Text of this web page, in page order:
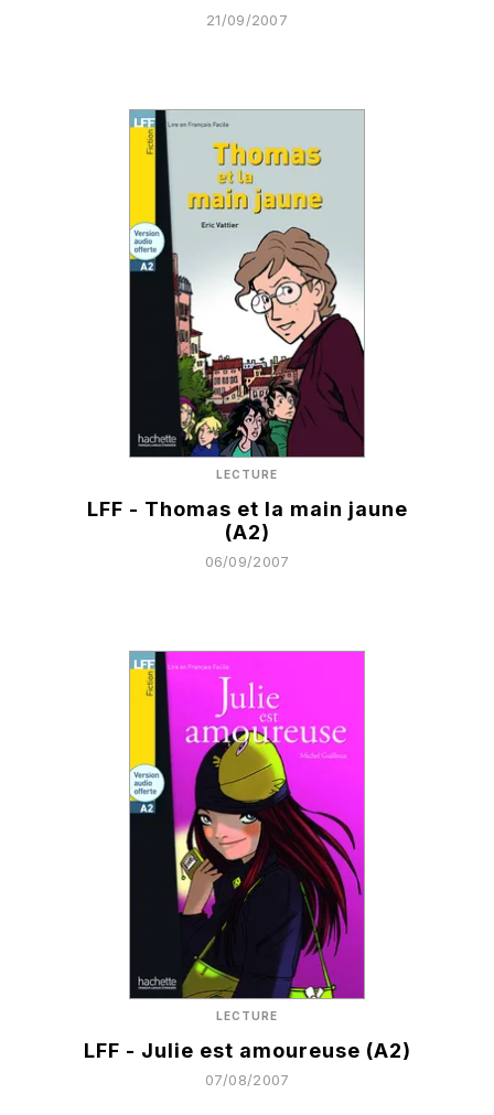
21/09/2007
LECTURE
LFF - Thomas et la main jaune
(A2)
06/09/2007
LECTURE
LFF - Julie est amoureuse (A2)
07/08/2007